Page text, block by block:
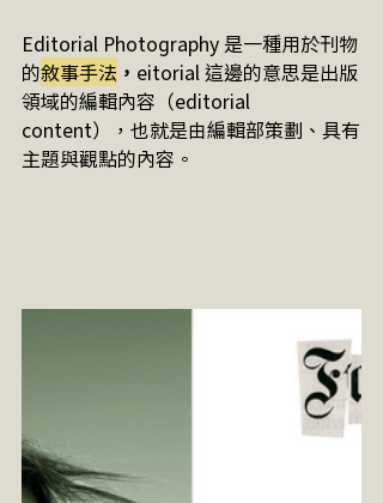
Editorial Photography 是一種用於刊物
的敘事手法 ， eitorial 這邊的意思是出版
領域的編輯內容（editorial
content），也就是由編輯部策劃、具有
主題與觀點的內容。